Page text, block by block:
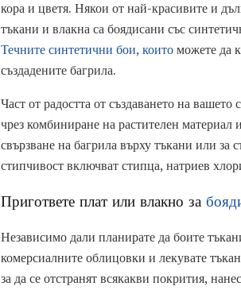
кора и цветя. Някои от най-красивите и
тъкани и влакна са боядисани със
Течните синтетични бои, които можете да
създадените багрила.
Част от радостта от създаването на
чрез комбиниране на растителен
свързване на багрила върху тъкани или за
стипчивост включват стипца, натриев
Пригответе плат или влакно за
Независимо дали планирате да боите
комерсиалните облицовки и лекувате
за да се отстранят всякакви покрития,